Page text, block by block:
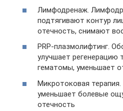
Лимфодренаж.
подтягивают контур
отечность, снимают
PRP-плазмолифтинг.
улучшает регенерацию
гематомы, уменьшает
Микротоковая
уменьшает болевые
отечность